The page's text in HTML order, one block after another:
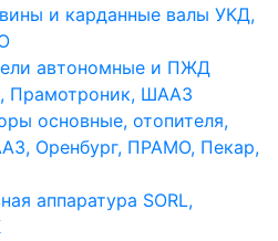
и карданные валы УКД,
автономные и ПЖД
Прамотроник, ШААЗ
основные, отопителя,
Оренбург, ПРАМО, Пекар,
аппаратура SORL,